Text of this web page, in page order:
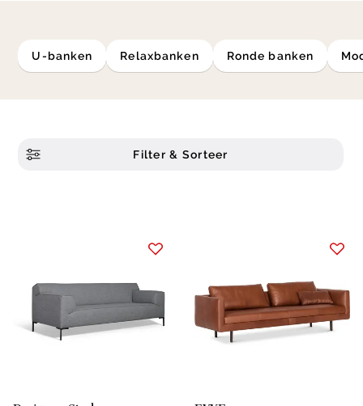
u-banken relaxbanken ronde banken
Filter & Sorteer